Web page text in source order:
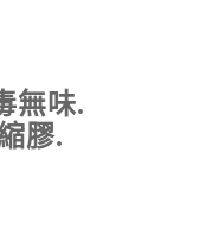
無味.
膠.